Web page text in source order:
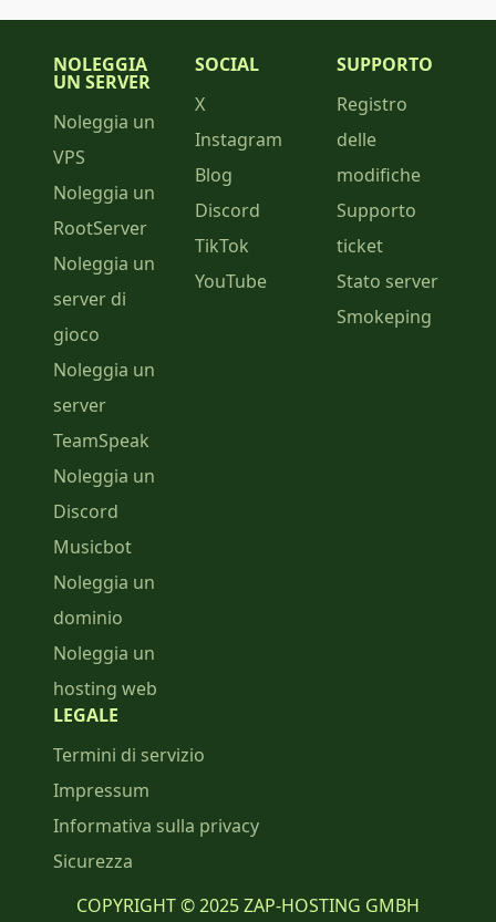
NOLEGGIA
UN SERVER
Noleggia un
VPS
Noleggia un
RootServer
Noleggia un
server di
gioco
Noleggia un
server
TeamSpeak
Noleggia un
Discord
Musicbot
Noleggia un
dominio
Noleggia un
hosting web
SOCIAL
X
Instagram
Blog
Discord
TikTok
YouTube
SUPPORTO
Registro
delle
modifiche
Supporto
ticket
Stato server
Smokeping
LEGALE
Termini di servizio
Impressum
Informativa sulla privacy
Sicurezza
COPYRIGHT © 2025 ZAP-HOSTING GMBH